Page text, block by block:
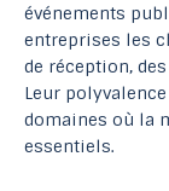
événements
entreprises les
de réception,
Leur
domaines où la
essentiels.